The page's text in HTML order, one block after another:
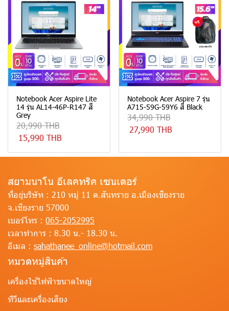
Notebook Acer Aspire Lite
14 รุ่น AL14-46P-R147 สี
Grey
20,990 THB
15,990 THB
Notebook Acer Aspire 7 รุ่น
A715-59G-59Y6 สี Black
34,990 THB
27,990 THB
สยามนาโน อีเลคทริค เซนเตอร์
ที่อยู่บริษัท : 210 หมู่ 11 ต.สันทราย อ.เมืองเชียงราย
จ.เชียงราย 57000
เบอร์โทร : 065-2052995
เวลาทำการ : 8.30 น.- 18.30 น.
อีเมล : sahathanee_online@hotmail.com
หมวดหมู่สินค้า
เครื่องใช้ไฟฟ้าขนาดใหญ่
ทีวีและเครื่องเสียง